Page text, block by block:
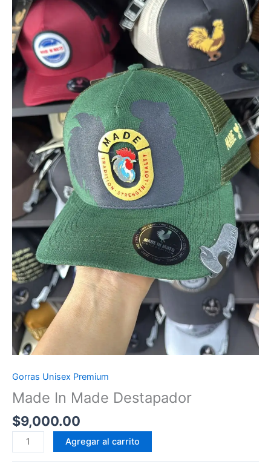
Gorras Unisex Premium
Made In Made Destapador
$9,000.00
Made
In
Agregar al carrito